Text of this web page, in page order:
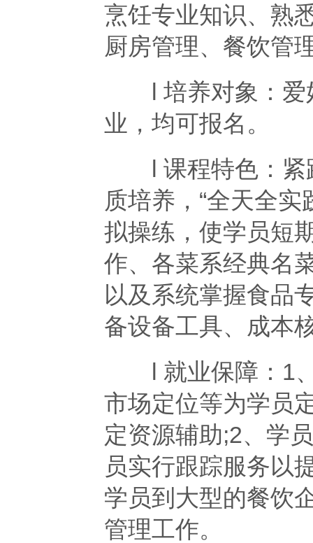
烹饪专业知识、熟
厨房管理、餐饮管
l 培养对象：爱
业，均可报名。
l 课程特色：紧
质培养，“全天全
拟操练，使学员短
作、各菜系经典名
以及系统掌握食品
备设备工具、成本
l 就业保障：1、
市场定位等为学员
定资源辅助;2、学
员实行跟踪服务以
学员到大型的餐饮
管理工作。